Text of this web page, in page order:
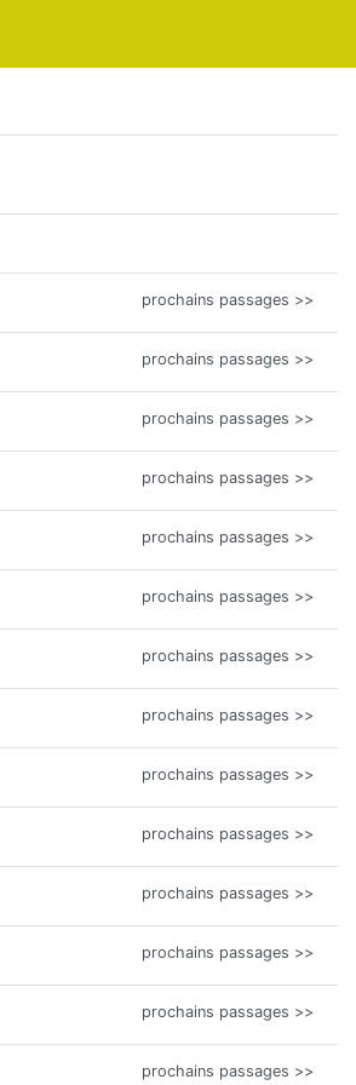
prochains passages >>
prochains passages >>
prochains passages >>
prochains passages >>
prochains passages >>
prochains passages >>
prochains passages >>
prochains passages >>
prochains passages >>
prochains passages >>
prochains passages >>
prochains passages >>
prochains passages >>
prochains passages >>